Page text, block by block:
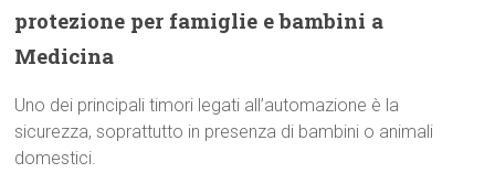
protezione per famiglie e bambini a
Medicina
Uno dei principali timori legati all’automazione è la
sicurezza, soprattutto in presenza di bambini o animali
domestici.